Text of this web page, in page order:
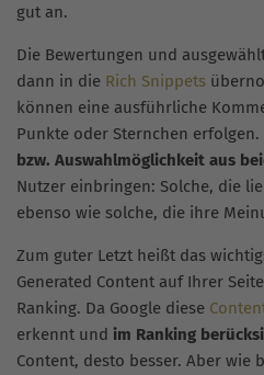
gut an.
Die Bewertungen und
dann in die Rich Snippets
können eine ausführliche
Punkte oder Sternchen
bzw. Auswahlmöglichkeit aus
Nutzer einbringen: Solche, die
ebenso wie solche, die ihre
Zum guter Letzt heißt das
Generated Content auf Ihrer
Ranking. Da Google diese
erkennt und im Ranking
Content, desto besser. Aber wie